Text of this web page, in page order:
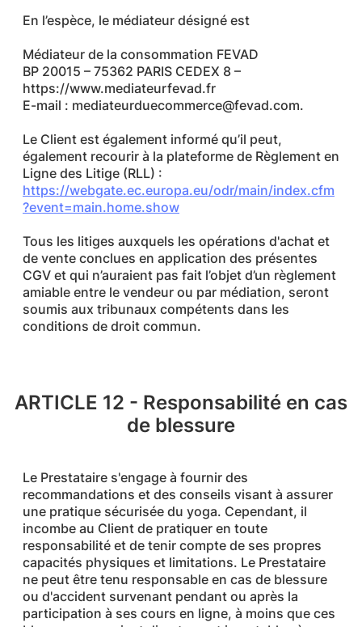
En l’espèce, le médiateur désigné est
Médiateur de la consommation FEVAD
BP 20015 – 75362 PARIS CEDEX 8 –
https://www.mediateurfevad.fr
E-mail : mediateurduecommerce@fevad.com.
Le Client est également informé qu’il peut,
également recourir à la plateforme de Règlement en
Ligne des Litige (RLL) :
https://webgate.ec.europa.eu/odr/main/index.cfm
?event=main.home.show
Tous les litiges auxquels les opérations d'achat et
de vente conclues en application des présentes
CGV et qui n’auraient pas fait l’objet d’un règlement
amiable entre le vendeur ou par médiation, seront
soumis aux tribunaux compétents dans les
conditions de droit commun.
ARTICLE 12 - Responsabilité en cas
de blessure
Le Prestataire s'engage à fournir des
recommandations et des conseils visant à assurer
une pratique sécurisée du yoga. Cependant, il
incombe au Client de pratiquer en toute
responsabilité et de tenir compte de ses propres
capacités physiques et limitations. Le Prestataire
ne peut être tenu responsable en cas de blessure
ou d'accident survenant pendant ou après la
participation à ses cours en ligne, à moins que ces